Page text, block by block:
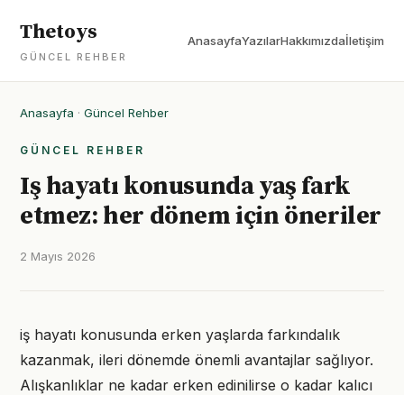
Thetoys
GÜNCEL REHBER
AnasayfaYazılarHakkımızdaİletişim
Anasayfa · Güncel Rehber
GÜNCEL REHBER
Iş hayatı konusunda yaş fark
etmez: her dönem için öneriler
2 Mayıs 2026
iş hayatı konusunda erken yaşlarda farkındalık
kazanmak, ileri dönemde önemli avantajlar sağlıyor.
Alışkanlıklar ne kadar erken edinilirse o kadar kalıcı